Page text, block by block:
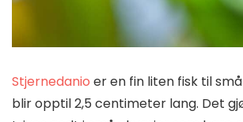
Stjernedanio er en fin liten fisk til
blir opptil 2,5 centimeter lang. Det